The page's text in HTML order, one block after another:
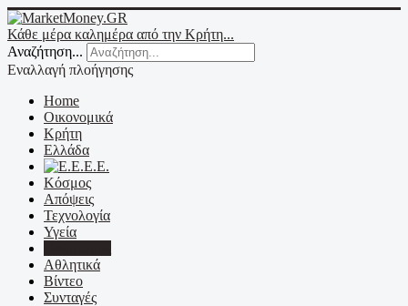
Κάθε μέρα καλημέρα από την Κρήτη...
Αναζήτηση...
Εναλλαγή πλοήγησης
Home
Οικονομικά
Κρήτη
Ελλάδα
Ε.Ε.
Κόσμος
Απόψεις
Τεχνολογία
Υγεία
Αθλητικά
Βίντεο
Συνταγές